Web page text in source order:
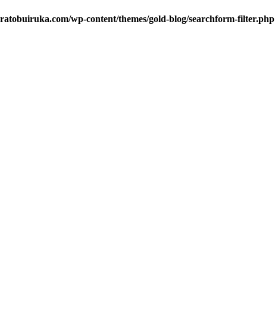
wp-content/themes/gold-blog/searchform-filter.php